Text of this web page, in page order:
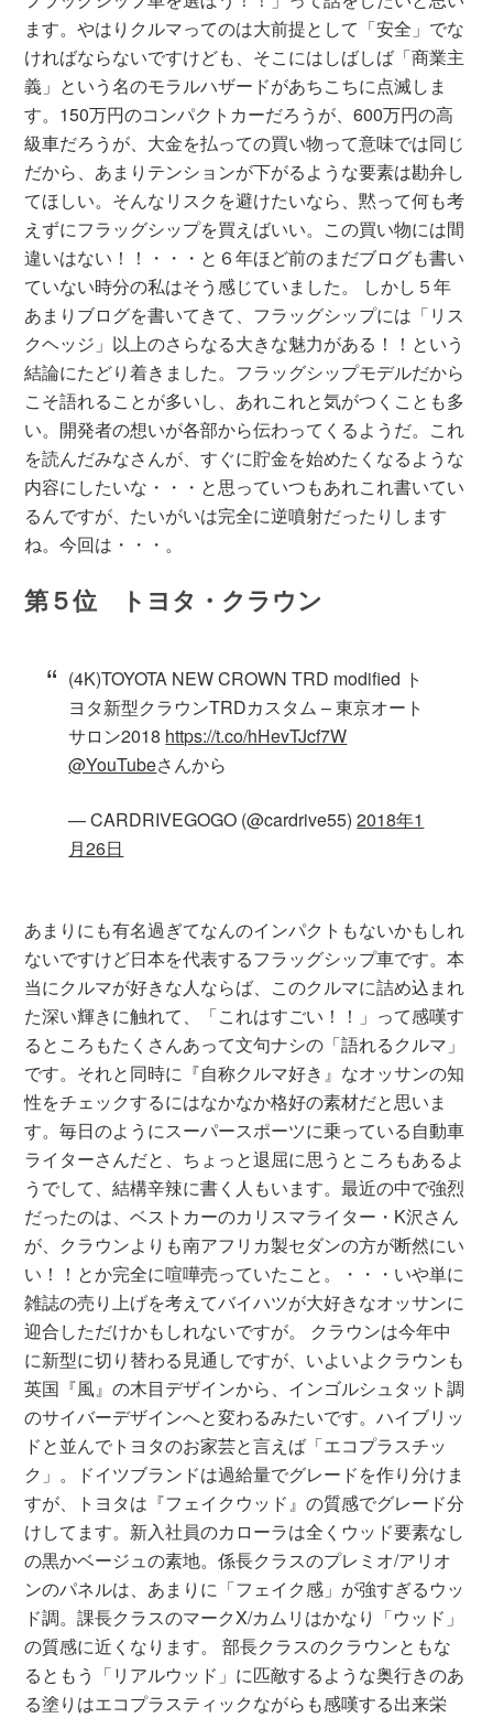
ます。やはりクルマってのは大前提として「安全」でな
ければならないですけども、そこにはしばしば「商業主
義」という名のモラルハザードがあちこちに点滅しま
す。150万円のコンパクトカーだろうが、600万円の高
級車だろうが、大金を払っての買い物って意味では同じ
だから、あまりテンションが下がるような要素は勘弁し
てほしい。そんなリスクを避けたいなら、黙って何も考
えずにフラッグシップを買えばいい。この買い物には間
違いはない！！・・・と６年ほど前のまだブログも書い
ていない時分の私はそう感じていました。 しかし５年
あまりブログを書いてきて、フラッグシップには「リス
クヘッジ」以上のさらなる大きな魅力がある！！という
結論にたどり着きました。フラッグシップモデルだから
こそ語れることが多いし、あれこれと気がつくことも多
い。開発者の想いが各部から伝わってくるようだ。これ
を読んだみなさんが、すぐに貯金を始めたくなるような
内容にしたいな・・・と思っていつもあれこれ書いてい
るんですが、たいがいは完全に逆噴射だったりします
ね。今回は・・・。
第５位 トヨタ・クラウン
(4K)TOYOTA NEW CROWN TRD modified ト
ヨタ新型クラウンTRDカスタム – 東京オート
サロン2018 https://t.co/hHevTJcf7W
@YouTubeさんから
— CARDRIVEGOGO (@cardrive55)2018年1
月26日
あまりにも有名過ぎてなんのインパクトもないかもしれ
ないですけど日本を代表するフラッグシップ車です。本
当にクルマが好きな人ならば、このクルマに詰め込まれ
た深い輝きに触れて、「これはすごい！！」って感嘆す
るところもたくさんあって文句ナシの「語れるクルマ」
です。それと同時に『自称クルマ好き』なオッサンの知
性をチェックするにはなかなか格好の素材だと思いま
す。毎日のようにスーパースポーツに乗っている自動車
ライターさんだと、ちょっと退屈に思うところもあるよ
うでして、結構辛辣に書く人もいます。最近の中で強烈
だったのは、ベストカーのカリスマライター・K沢さん
が、クラウンよりも南アフリカ製セダンの方が断然にい
い！！とか完全に喧嘩売っていたこと。・・・いや単に
雑誌の売り上げを考えてバイハツが大好きなオッサンに
迎合しただけかもしれないですが。 クラウンは今年中
に新型に切り替わる見通しですが、いよいよクラウンも
英国『風』の木目デザインから、インゴルシュタット調
のサイバーデザインへと変わるみたいです。ハイブリッ
ドと並んでトヨタのお家芸と言えば「エコプラスチッ
ク」。ドイツブランドは過給量でグレードを作り分けま
すが、トヨタは『フェイクウッド』の質感でグレード分
けしてます。新入社員のカローラは全くウッド要素なし
の黒かベージュの素地。係長クラスのプレミオ/アリオ
ンのパネルは、あまりに「フェイク感」が強すぎるウッ
ド調。課長クラスのマークX/カムリはかなり「ウッド」
の質感に近くなります。 部長クラスのクラウンともな
るともう「リアルウッド」に匹敵するような奥行きのあ
る塗りはエコプラスティックながらも感嘆する出来栄